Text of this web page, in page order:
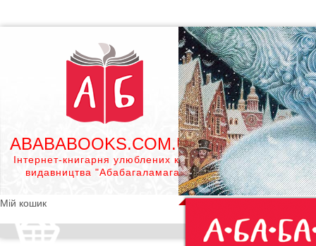
ABABABOOKS.COM.UA
Інтернет-книгарня улюблених книг
видавництва "Абабагаламага"
Мій кошик